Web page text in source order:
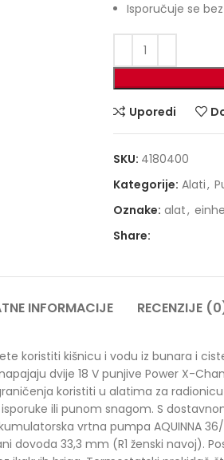
Isporučuje se
Uporedi
SKU: 4180400
Kategorije: Alati,
Oznake: alat,
Share:
INFORMACIJE RECENZIJE
koristiti kišnicu i vodu iz bunara i
dvije 18 V punjive Power X-
koristiti u alatima za
ili punom snagom. S
vrtna pumpa AQUINNA
dovoda 33,3 mm (R1 ženski navoj).